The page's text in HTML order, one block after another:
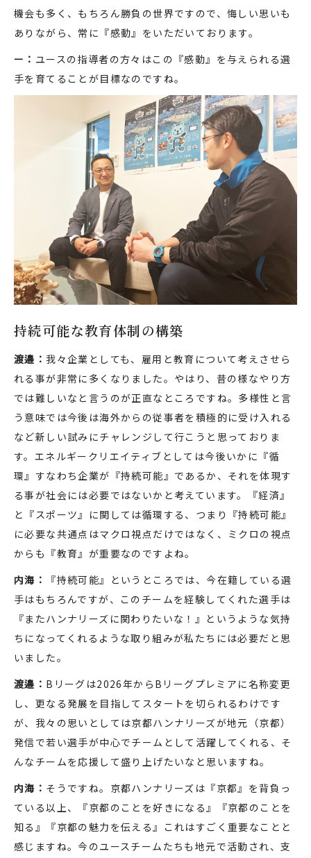
機会も多く、もちろん勝負の世界ですので、悔しい思いも
ありながら、常に『感動』をいただいております。
ー： ユースの指導者の方々はこの『感動』を与えられる選
手を育てることが目標なのですね。
持続可能な教育体制の構築
渡邉：我々企業としても、雇用と教育について考えさせら
れる事が非常に多くなりました。やはり、昔の様なやり方
では難しいなと言うのが正直なところですね。多様性と言
う意味では今後は海外からの従事者を積極的に受け入れる
など新しい試みにチャレンジして行こうと思っておりま
す。エネルギークリエイティブとしては今後いかに『循
環』すなわち企業が『持続可能』であるか、それを体現す
る事が社会には必要ではないかと考えています。『経済』
と『スポーツ』に関しては循環する、つまり『持続可能』
に必要な共通点はマクロ視点だけではなく、ミクロの視点
からも『教育』が重要なのですよね。
内海：
『持続可能』というところでは、今在籍している選
手はもちろんですが、このチームを経験してくれた選手は
『またハンナリーズに関わりたいな！』というような気持
ちになってくれるような取り組みが私たちには必要だと思
いました。
渡邉： Bリーグは2026年からBリーグプレミアに名称変更
し、更なる発展を目指してスタートを切られるわけです
が、我々の思いとしては京都ハンナリーズが地元（京都）
発信で若い選手が中心でチームとして活躍してくれる、そ
んなチームを応援して盛り上げたいなと思いますね。
内海： そうですね。京都ハンナリーズは『京都』を背負っ
ている以上、『京都のことを好きになる』『京都のことを
知る』『京都の魅力を伝える』これはすごく重要なことと
感じますね。今のユースチームたちも地元で活動され、支